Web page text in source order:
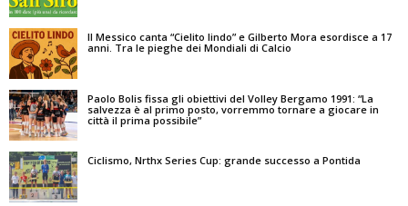
Il Messico canta “Cielito lindo” e Gilberto Mora esordisce a 17
anni. Tra le pieghe dei Mondiali di Calcio
Paolo Bolis fissa gli obiettivi del Volley Bergamo 1991: “La
salvezza è al primo posto, vorremmo tornare a giocare in
città il prima possibile”
Ciclismo, Nrthx Series Cup: grande successo a Pontida